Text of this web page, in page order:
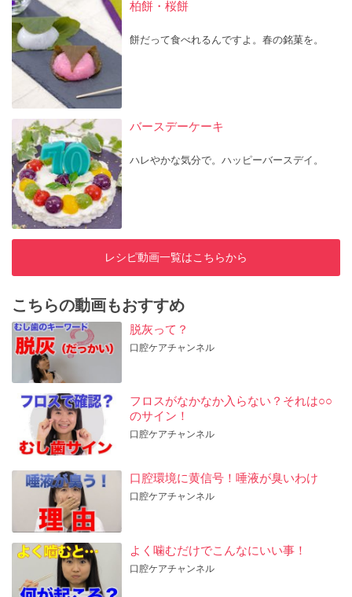
柏餅・桜餅
餅だって食べれるんですよ。春の銘菓を。
バースデーケーキ
ハレやかな気分で。ハッピーバースデイ。
レシピ動画一覧はこちらから
こちらの動画もおすすめ
脱灰って？
口腔ケアチャンネル
フロスがなかなか入らない？それは○○
のサイン！
口腔ケアチャンネル
口腔環境に黄信号！唾液が臭いわけ
口腔ケアチャンネル
よく噛むだけでこんなにいい事！
口腔ケアチャンネル